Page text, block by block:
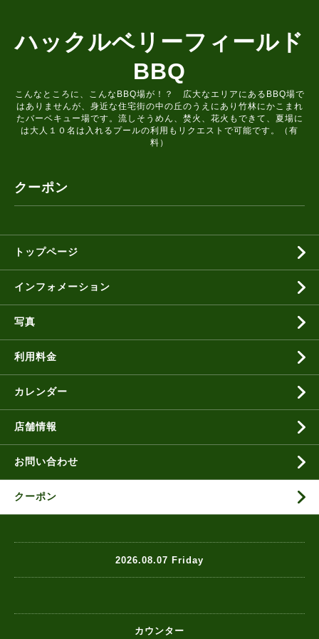
ハックルベリーフィールド
BBQ
こんなところに、こんなBBQ場が！？ 広大なエリアにあるBBQ場で
はありませんが、身近な住宅街の中の丘のうえにあり竹林にかこまれ
たバーベキュー場です。流しそうめん、焚火、花火もできて、夏場に
は大人１０名は入れるプールの利用もリクエストで可能です。（有
料）
クーポン
トップページ
インフォメーション
写真
利用料金
カレンダー
店舗情報
お問い合わせ
クーポン
2026.08.07 Friday
カウンター